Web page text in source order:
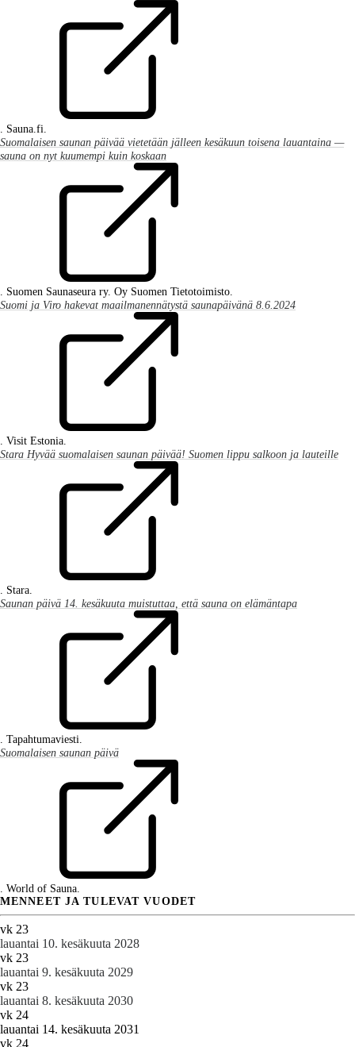
. Sauna.fi.
Suomalaisen saunan päivää vietetään jälleen kesäkuun toisena lauantaina —
sauna on nyt kuumempi kuin koskaan
. Suomen Saunaseura ry. Oy Suomen Tietotoimisto.
Suomi ja Viro hakevat maailmanennätystä saunapäivänä 8.6.2024
. Visit Estonia.
Stara Hyvää suomalaisen saunan päivää! Suomen lippu salkoon ja lauteille
. Stara.
Saunan päivä 14. kesäkuuta muistuttaa, että sauna on elämäntapa
. Tapahtumaviesti.
Suomalaisen saunan päivä
. World of Sauna.
MENNEET JA TULEVAT VUODET
vk 23
lauantai 10. kesäkuuta 2028
vk 23
lauantai 9. kesäkuuta 2029
vk 23
lauantai 8. kesäkuuta 2030
vk 24
lauantai 14. kesäkuuta 2031
vk 24